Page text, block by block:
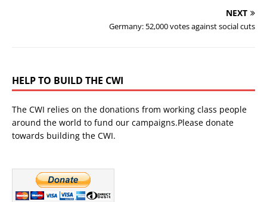
NEXT
Germany: 52,000 votes against social cuts
HELP TO BUILD THE CWI
The CWI relies on the donations from working class people
around the world to fund our campaigns.Please donate
towards building the CWI.